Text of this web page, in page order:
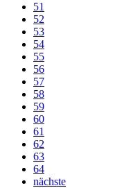
51
52
53
54
55
56
57
58
59
60
61
62
63
64
nächste